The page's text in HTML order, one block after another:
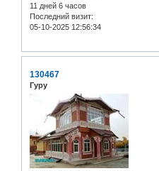
11 дней 6 часов
Последний визит:
05-10-2025 12:56:34
130467
Гуру